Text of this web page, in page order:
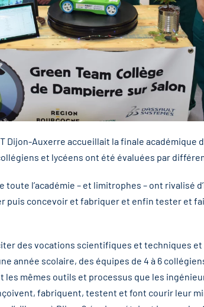
Dijon-Auxerre accueillait la finale académique
et lycéens ont été évaluées par
toute l’académie – et limitrophes – ont rivalisé
puis concevoir et fabriquer et enfin tester et
des vocations scientifiques et techniques et
année scolaire, des équipes de 4 à 6
mêmes outils et processus que les
fabriquent, testent et font courir leur